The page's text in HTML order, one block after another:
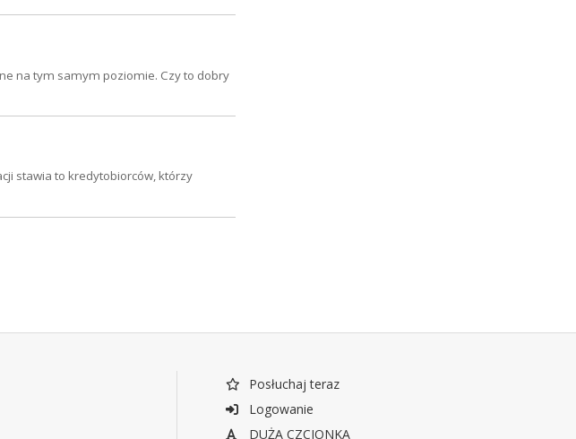
na tym samym poziomie. Czy to dobry
stawia to kredytobiorców, którzy
Posłuchaj teraz
Logowanie
DUŻA CZCIONKA